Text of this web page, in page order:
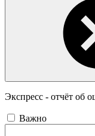
Экспресс - отчёт об
Важно